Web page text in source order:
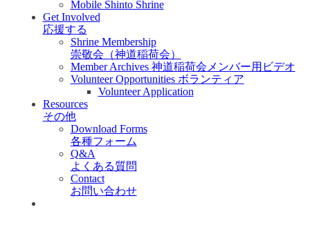
Mobile Shinto Shrine
Get Involved
応援する
Shrine Membership
崇敬会（神道稲荷会）
Member Archives 神道稲荷会メンバー用ビデオ
Volunteer Opportunities ボランティア
Volunteer Application
Resources
その他
Download Forms
各種フォーム
Q&A
よくある質問
Contact
お問い合わせ